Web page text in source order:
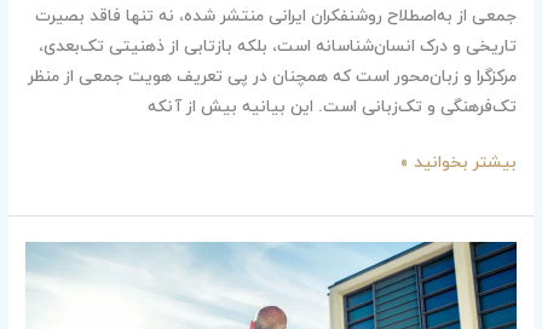
جمعی از به‌اصطلاح روشنفکران ایرانی منتشر شده، نه تنها فاقد بصیرت
تاریخی و درک انسان‌شناسانه است، بلکه بازتابی از ذهنیتی تک‌بعدی،
مرکزگرا و زبان‌محور است که همچنان در پی تعریف هویت جمعی از منظر
تک‌فرهنگی و تک‌زبانی است. این بیانیه بیش از آنکه
بیشتر بخوانید »
اشتغال،
حق
افراد